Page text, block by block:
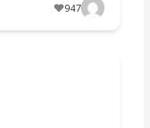
947